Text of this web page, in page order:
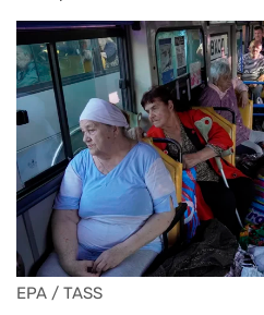
EPA / TASS